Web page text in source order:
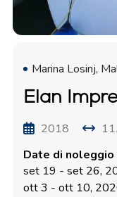
Marina Losinj,
Elan
2018
Date di
set 19 - set 26,
ott 3 - ott 10,